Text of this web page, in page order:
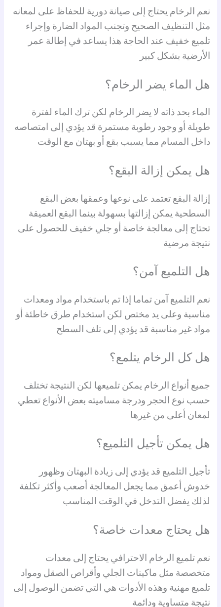
نعم الرخام يحتاج إلى صيانة دورية للحفاظ على لمعانه
مثل التنظيف الصحيح وتجنب المواد الضارة وإجراء
تلميع خفيف عند الحاجة هذا يساعد في إطالة عمر
الأرضية بشكل كبير
هل الماء يضر الرخام؟
الماء بحد ذاته لا يضر الرخام لكن ترك الماء لفترة
طويلة أو وجود رطوبة مستمرة قد يؤدي إلى امتصاصه
داخل المسام مما يسبب بقع أو بهتان مع الوقت
هل يمكن إزالة البقع؟
إزالة البقع تعتمد على نوعها وعمقها بعض البقع
السطحية يمكن إزالتها بسهولة بينما البقع العميقة
تحتاج إلى معالجة خاصة أو جلي خفيف للحصول على
نتيجة مرضية
هل التلميع آمن؟
نعم التلميع آمن تماما إذا تم باستخدام مواد ومعدات
مناسبة وعلى يد مختص لكن استخدام طرق خاطئة أو
مواد غير مناسبة قد يؤدي إلى تلف السطح
هل كل الرخام يتلمع؟
جميع أنواع الرخام يمكن تلميعها لكن النتيجة تختلف
حسب نوع الحجر ودرجة مساميته بعض الأنواع تعطي
لمعان أعلى من غيرها
هل يمكن تأجيل التلميع؟
تأجيل التلميع قد يؤدي إلى زيادة البهتان وظهور
خدوش أعمق مما يجعل المعالجة أصعب وأكثر تكلفة
لذلك يفضل التدخل في الوقت المناسب
هل يحتاج معدات خاصة؟
نعم تلميع الرخام الاحترافي يحتاج إلى معدات
متخصصة مثل ماكينات الجلي وأقراص الصقل ومواد
تلميع مهنية وهذه الأدوات هي التي تضمن الوصول إلى
نتيجة متساوية ودائمة